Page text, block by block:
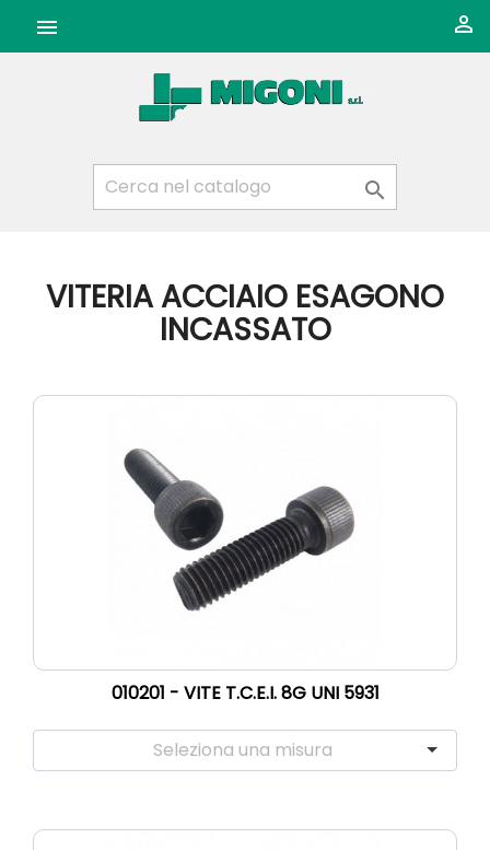
 

VITERIA ACCIAIO ESAGONO
INCASSATO
010201 - VITE T.C.E.I. 8G UNI 5931